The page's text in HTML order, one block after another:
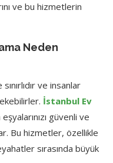
ve bu hizmetlerin
Neden
ve insanlar
İstanbul Ev
güvenli ve
Bu hizmetler, özellikle
sırasında büyük